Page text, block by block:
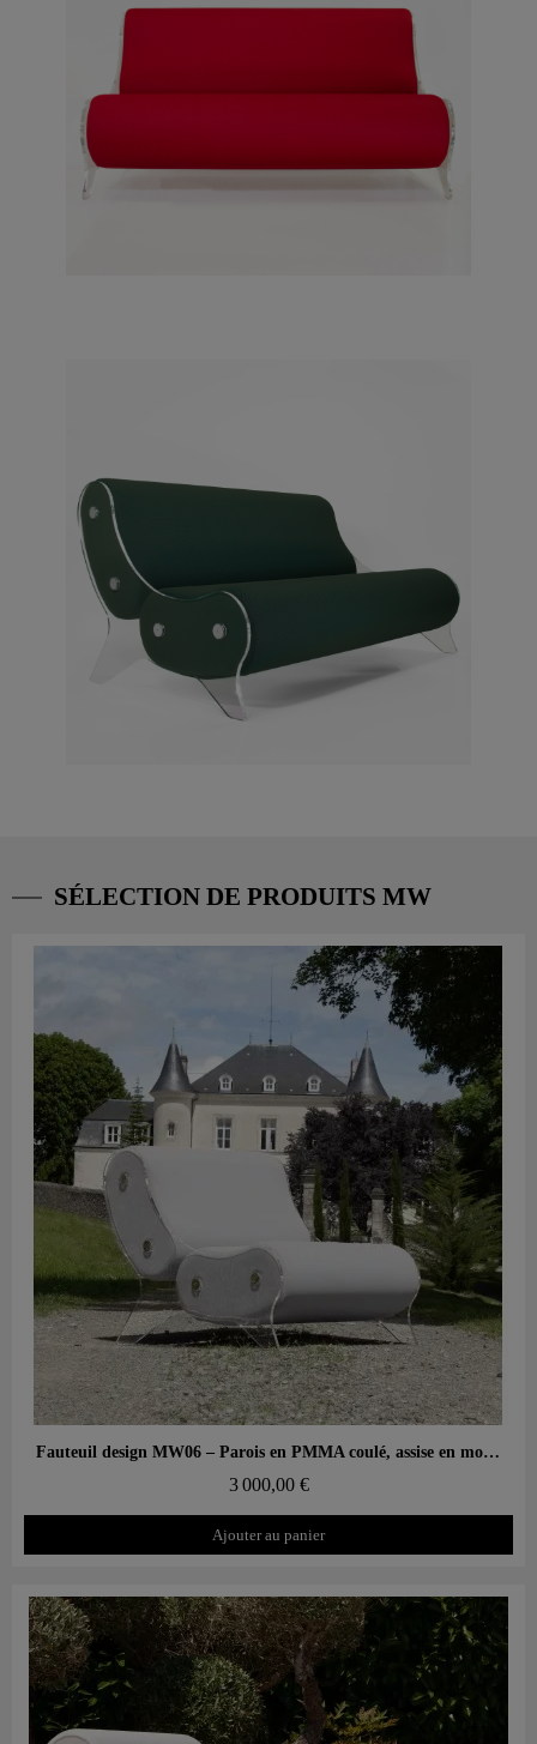
SÉLECTION DE PRODUITS MW
Aperçu rapide Fauteuil design MW06 – Parois en PMMA coulé, assise en mousse alvéolaire
3 000,00 €
Ajouter au panier